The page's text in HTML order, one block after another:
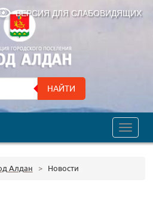
ВЕРСИЯ ДЛЯ СЛАБОВИДЯЩИХ
НАЙТИ
trk
Алдан > Новости